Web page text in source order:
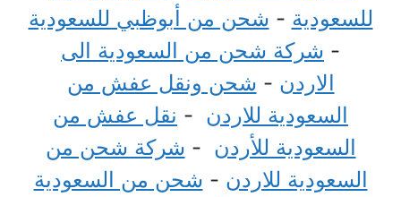
للسعودية - شحن من أبوظبي للسعودية
- شركة شحن من السعودية الى
الاردن - شحن ونقل عفش من
السعودية للاردن - نقل عفش من
السعودية للأردن - شركة شحن من
السعودية للاردن - شحن من السعودية